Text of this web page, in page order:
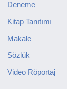
Deneme
Kitap Tanıtımı
Makale
Sözlük
Video Röportaj